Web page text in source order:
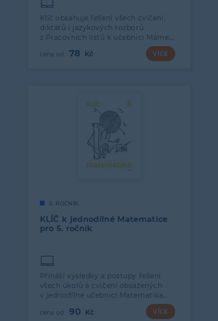
Klíč obsahuje řešení všech cvičení,
diktátů i jazykových rozborů
z Pracovních listů k učebnici Máme…
78 VÍCE
5. ROČNÍK
KLÍČ k jednodílné Matematice
pro 5. ročník
Přináší výsledky a postupy řešení
všech úkolů a cvičení obsažených
v jednodílné učebnici Matematika…
90 VÍCE